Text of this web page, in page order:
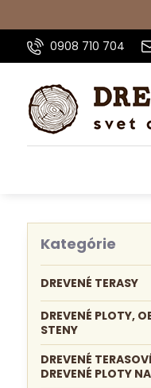
0908 710 704
Kategórie
DREVENÉ TERASY
DREVENÉ PLOTY,
STENY
DREVENÉ
DREVENÉ PLOTY